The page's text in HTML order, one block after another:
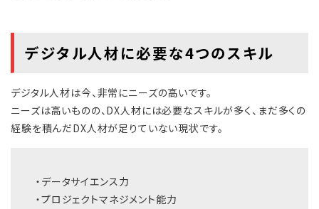
デジタル人材に必要な4つのスキル
デジタル人材は今、非常にニーズの高いです。
ニーズは高いものの、DX人材には必要なスキルが多く、まだ多くの
経験を積んだDX人材が足りていない現状です。
・データサイエンス力
・プロジェクトマネジメント能力